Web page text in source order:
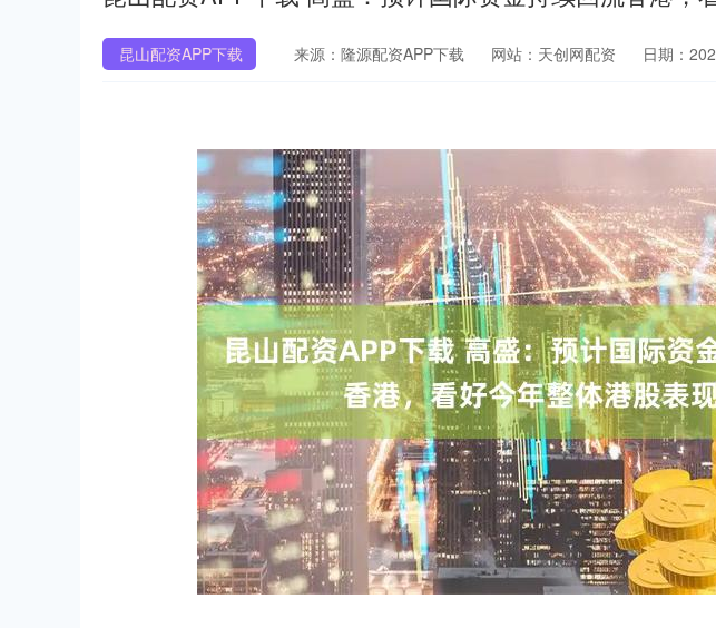
昆山配资APP下载 来源：隆源配资APP下载 网站：天创网配资 日期：